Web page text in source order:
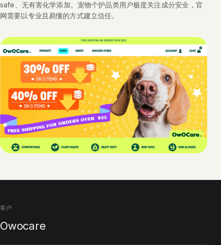
safe、无有害化学添加。宠物个护品类用户极度关注成分安全，官
网需要以专业且易懂的方式建立信任。
客户
Owocare